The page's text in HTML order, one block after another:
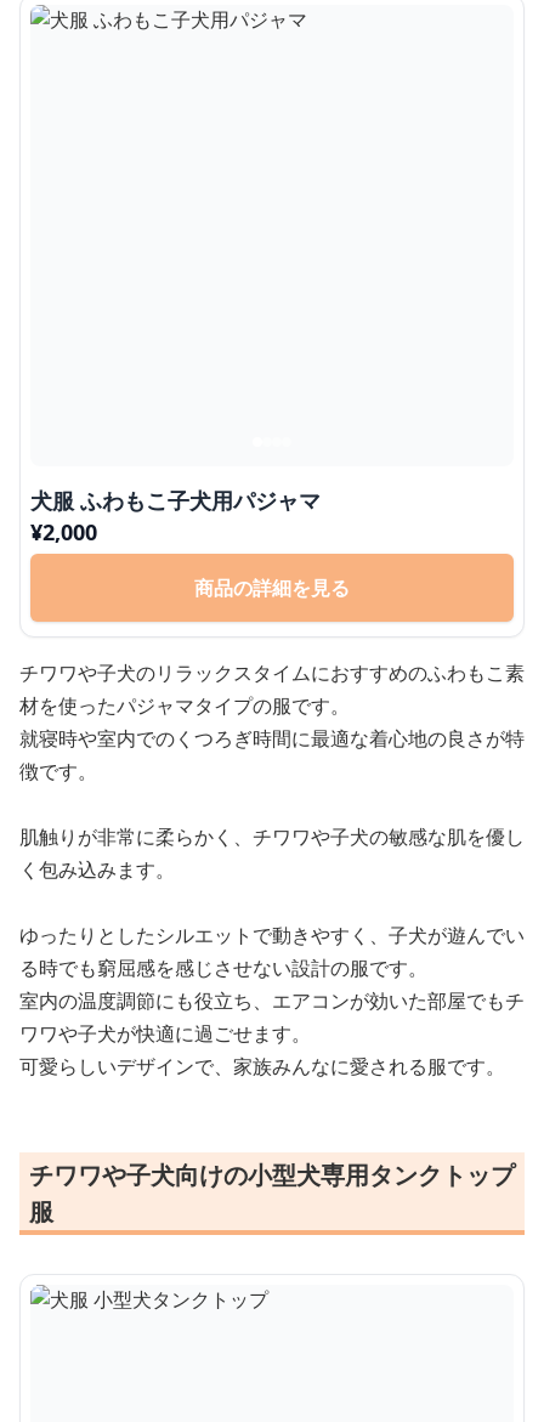
犬服 ふわもこ子犬用パジャマ
¥2,000
商品の詳細を見る
チワワや子犬のリラックスタイムにおすすめのふわもこ素
材を使ったパジャマタイプの服です。
就寝時や室内でのくつろぎ時間に最適な着心地の良さが特
徴です。
肌触りが非常に柔らかく、チワワや子犬の敏感な肌を優し
く包み込みます。
ゆったりとしたシルエットで動きやすく、子犬が遊んでい
る時でも窮屈感を感じさせない設計の服です。
室内の温度調節にも役立ち、エアコンが効いた部屋でもチ
ワワや子犬が快適に過ごせます。
可愛らしいデザインで、家族みんなに愛される服です。
チワワや子犬向けの小型犬専用タンクトップ
服